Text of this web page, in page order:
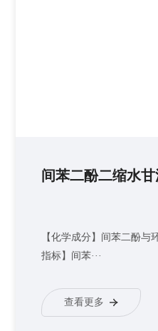
间苯二酚二缩水
【化学成分】间苯二酚与
指标】间苯···
查看更多